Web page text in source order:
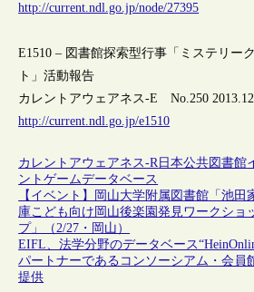
http://current.ndl.go.jp/node/27395
E1510 – 図書館探索型行事「ミステリー
ト」活動報告
カレントアウェアネス-E No.250
http://current.ndl.go.jp/e1510
カレントアウェアネス-R日本公共図書館
ントゲームデータベース
【イベント】岡山大学附属図書館「池田
庫こども向け岡山後楽園発見ワークショ
プ」（2/27・岡山）
EIFL、法学分野のデータベース
パートナーであるコンソーシアム・会員
提供